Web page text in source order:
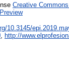
Creative
Preview
10.3145/
http://